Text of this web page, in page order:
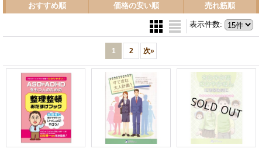
おすすめ順 価格の安い順 売れ筋順
表示件数:
1 2 次»